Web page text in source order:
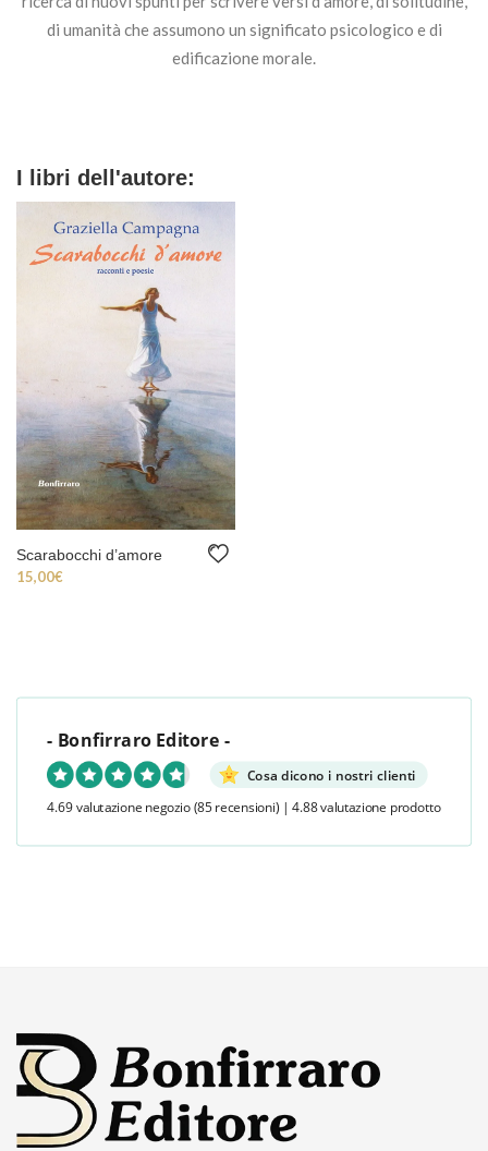
di umanità che assumono un significato psicologico e di
edificazione morale.
I libri dell'autore:
Scarabocchi d’amore
15,00€
- Bonfirraro Editore -
Cosa dicono i nostri clienti
4.69 valutazione negozio (85 recensioni) | 4.88 valutazione prodotto